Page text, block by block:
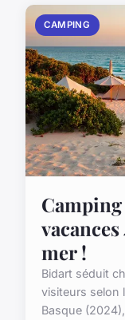
CAMPING
mer !
Bidart séduit
visiteurs selon
Basque